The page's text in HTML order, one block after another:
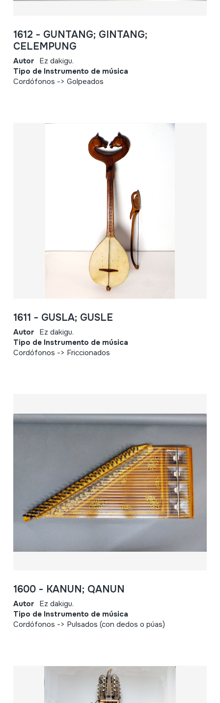
1612 - GUNTANG; GINTANG;
CELEMPUNG
Autor Ez dakigu.
Tipo de Instrumento de música
Cordófonos -> Golpeados
1611 - GUSLA; GUSLE
Autor Ez dakigu.
Tipo de Instrumento de música
Cordófonos -> Friccionados
1600 - KANUN; QANUN
Autor Ez dakigu.
Tipo de Instrumento de música
Cordófonos -> Pulsados (con dedos o púas)